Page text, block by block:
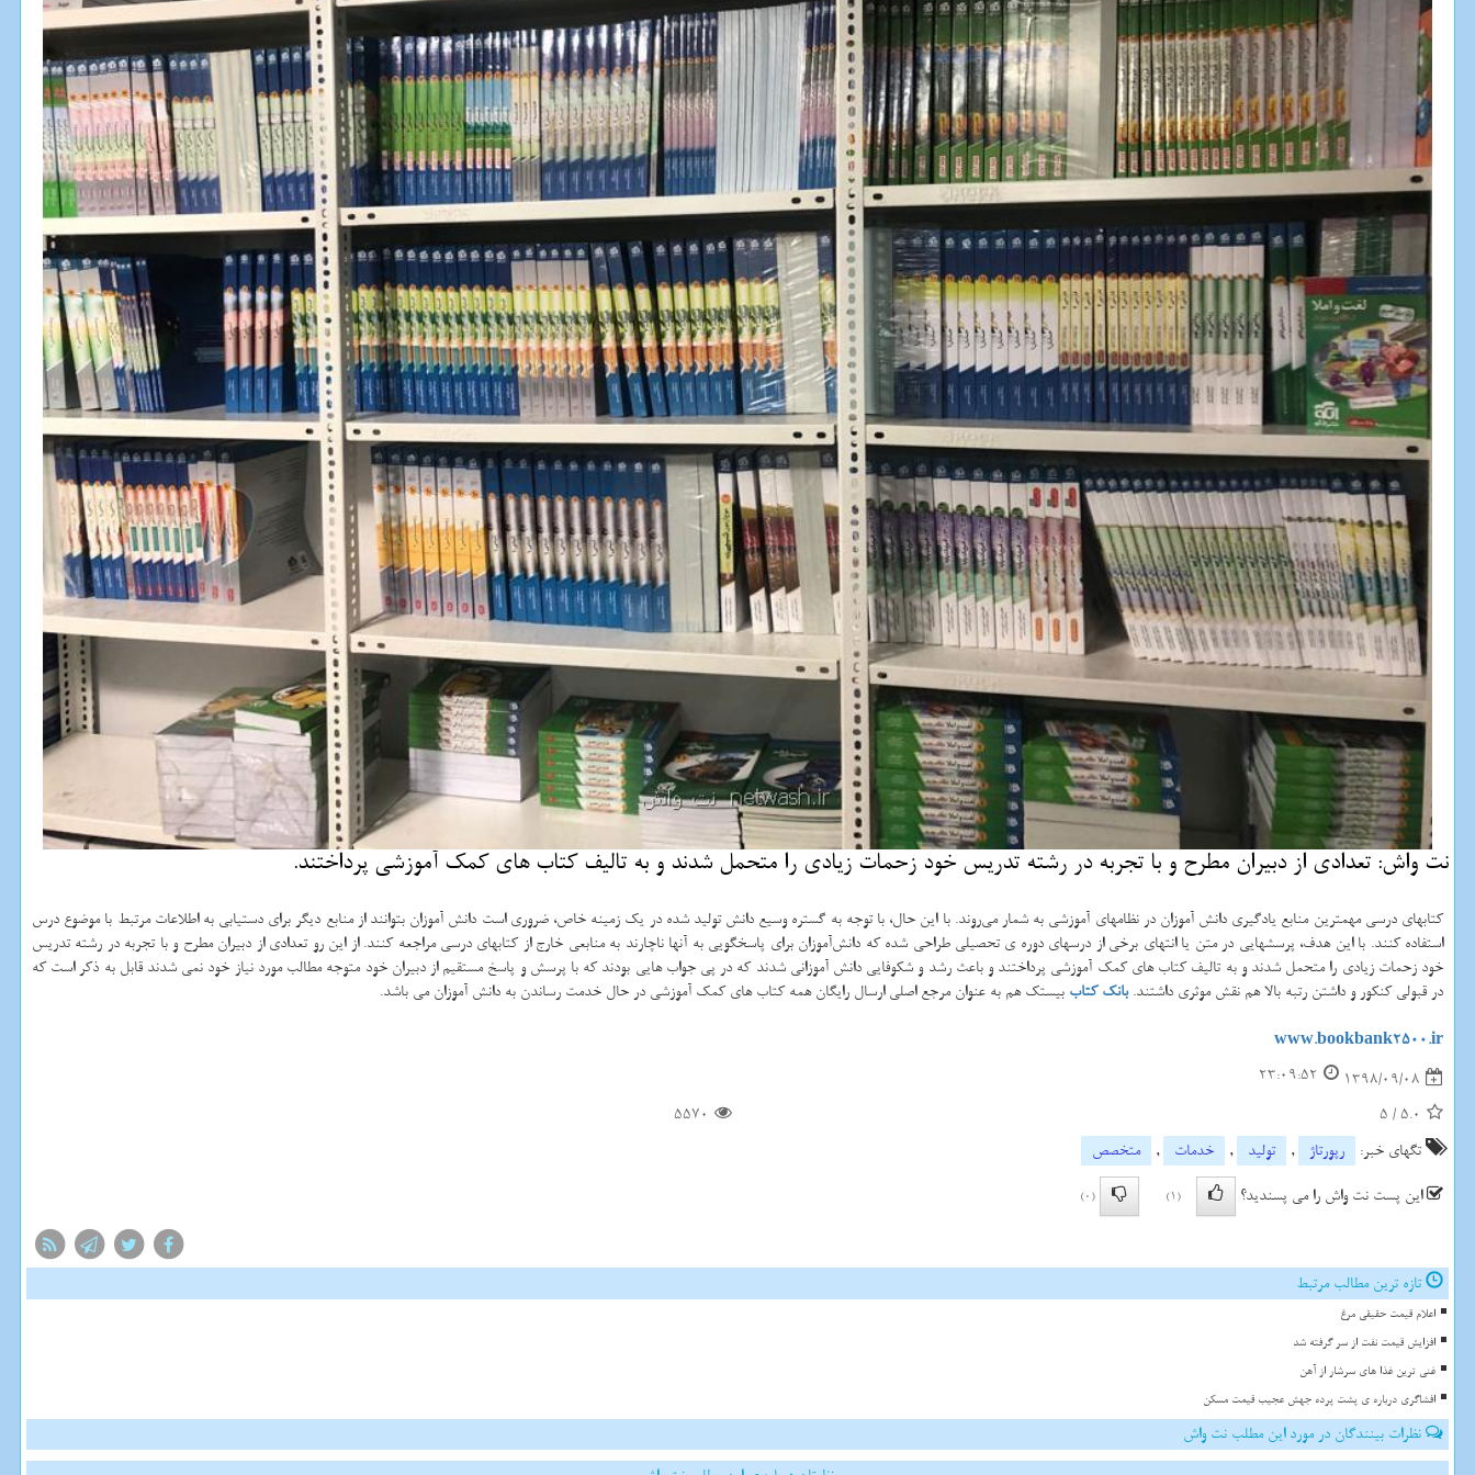
نت واش: تعدادی از دبیران مطرح و با تجربه در رشته تدریس خود زحمات زیادی را متحمل شدند و به تالیف كتاب های كمك آموزشی پرداختند.
کتابهای درسی مهم‏ترین منابع یادگیری دانش ‏آموزان در نظامهای آموزشی به شمار می‌روند. با این حال، با توجه به گستره وسیع دانش تولید شده در یک زمینه خاص، ضروری است دانش‏ آموزان بتوانند از منابع دیگر برای دستیابی به اطلاعات مرتبط با موضوع درس
استفاده کنند. با این هدف، پرسشهایی در متن یا انتهای برخی از درسهای دوره ی تحصیلی طراحی شده‏ که دانش‌آموزان برای پاسخگویی به آنها ناچارند به منابعی خارج از کتابهای درسی مراجعه کنند. از این رو تعدادی از دبیران مطرح و با تجربه در رشته تدریس
خود زحمات زیادی را متحمل شدند و به تالیف کتاب های کمک آموزشی پرداختند و باعث رشد و شکوفایی دانش آموزانی شدند که در پی جواب هایی بودند که با پرسش و پاسخ مستقیم از دبیران خود متوجه مطالب مورد نیاز خود نمی شدند قابل به ذکر است که
در قبولی کنکور و داشتن رتبه بالا هم نقش موثری داشتند.بانک کتاب بیستک هم به عنوان مرجع اصلی ارسال رایگان همه کتاب های کمک آموزشی در حال خدمت رساندن به دانش آموزان می باشد.
www.bookbank2500.ir
1398/09/08
23:09:52
5.0
/
5
5570
تگهای خبر:
رپورتاژ , تولید , خدمات ,
متخصص
این پست نت واش را می پسندید؟
(1)
(0)
تازه ترین مطالب مرتبط
اعلام قیمت حقیقی مرغ
افزایش قیمت نفت از سر گرفته شد
غنی ترین غذا های سرشار از آهن
افشاگری درباره ی پشت پرده جهش عجیب قیمت مسکن
نظرات بینندگان در مورد این مطلب نت واش